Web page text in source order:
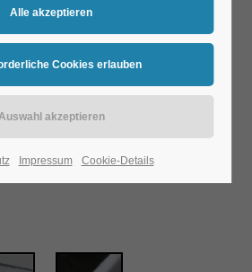
Impressum Cookie-Details